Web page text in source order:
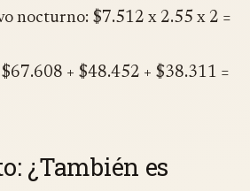
nocturno: $7.512 x 2.55 x 2 =
$67.608 + $48.452 + $38.311 =
¿También es